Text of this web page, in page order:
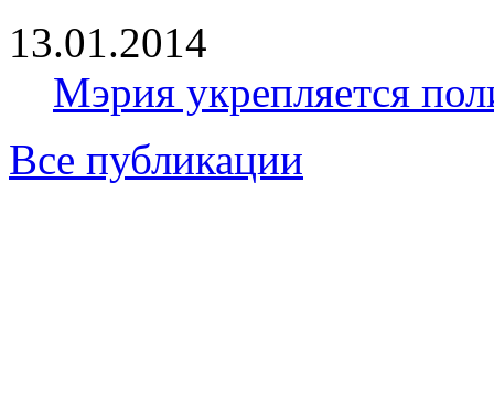
13.01.2014
Мэрия укрепляется
Все публикации